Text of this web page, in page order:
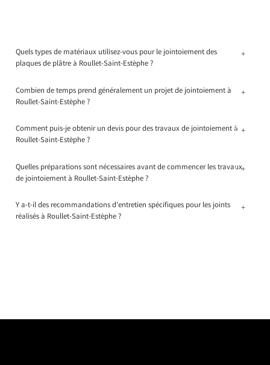
Quels types de matériaux utilisez-vous pour le jointoiement des
plaques de plâtre à Roullet-Saint-Estèphe ?
+
Combien de temps prend généralement un projet de jointoiement à
Roullet-Saint-Estèphe ?
+
Comment puis-je obtenir un devis pour des travaux de jointoiement à
Roullet-Saint-Estèphe ?
+
Quelles préparations sont nécessaires avant de commencer les travaux
de jointoiement à Roullet-Saint-Estèphe ?
+
Y a-t-il des recommandations d'entretien spécifiques pour les joints
réalisés à Roullet-Saint-Estèphe ?
+